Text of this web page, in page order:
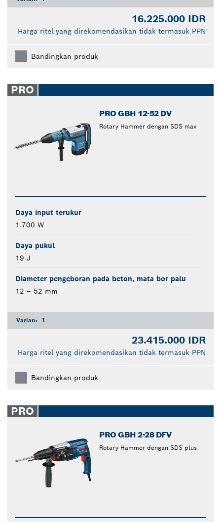
16.225.000 IDR
Harga ritel yang direkomendasikan tidak termasuk PPN
Bandingkan produk
PRO
PRO GBH 12-52 DV
Rotary Hammer dengan SDS max
Daya input terukur
1.700 W
Daya pukul
19 J
Diameter pengeboran pada beton, mata bor palu
12 – 52 mm
Varian: 1
23.415.000 IDR
Harga ritel yang direkomendasikan tidak termasuk PPN
Bandingkan produk
PRO
PRO GBH 2-28 DFV
Rotary Hammer dengan SDS plus